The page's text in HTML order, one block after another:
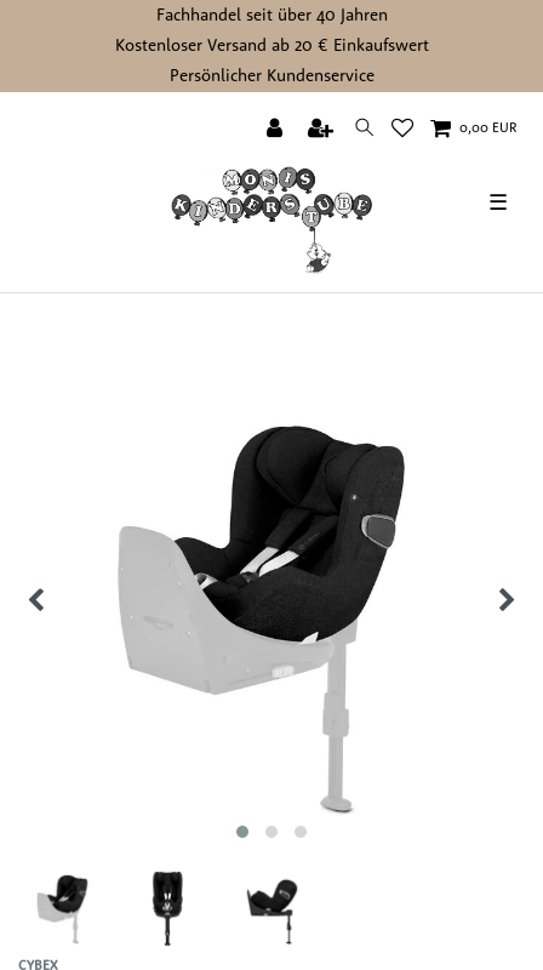
Fachhandel seit über 40 Jahren
Kostenloser Versand ab 20 € Einkaufswert
Persönlicher Kundenservice
0,00 EUR
☰
CYBEX